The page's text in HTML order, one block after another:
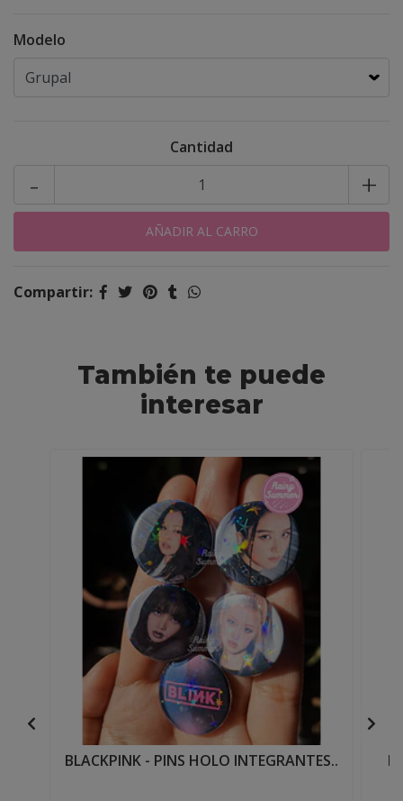
Modelo
Cantidad
+
-
Compartir:
También te puede
interesar
BLACKPINK - PINS HOLO INTEGRANTES..